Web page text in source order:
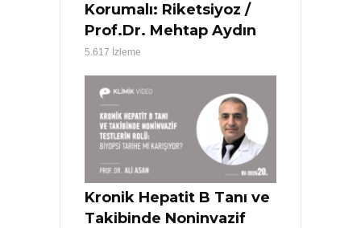
Korumalı: Riketsiyoz /
Prof.Dr. Mehtap Aydın
5.617 İzleme
Kronik Hepatit B Tanı ve
Takibinde Noninvazif